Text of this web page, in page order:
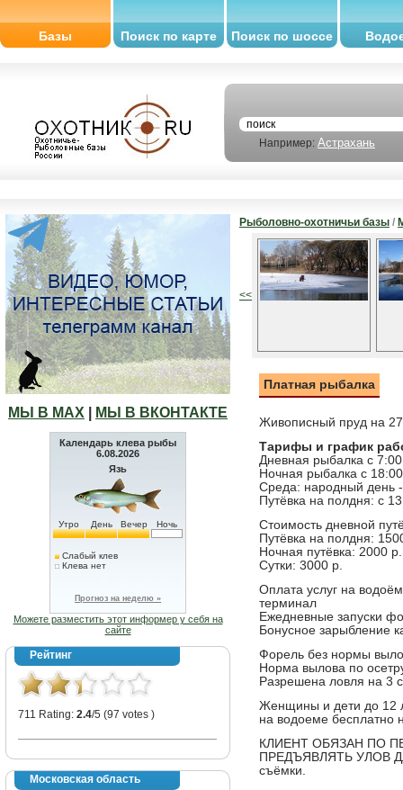
Базы Поиск по карте Поиск по шоссе
Например: Астрахань
МЫ В МАХ МЫ В ВКОНТАКТЕ
Календарь клева рыбы
6.08.2026
Язь
Утро День Вечер Ночь
Слабый клев
Клева нет
Прогноз на неделю »
Можете разместить этот информер у себя на
сайте
Рейтинг
711 Rating: 2.4/5 (97 votes )
Московская область
Рыболовно-охотничьи базы /
<<
Платная рыбалка
Живописный пруд на
Тарифы и график
Дневная рыбалка с
Ночная рыбалка с
Среда: народный день
Путёвка на полдня: с
Стоимость дневной
Путёвка на полдня:
Ночная путёвка: 2000 р.
Сутки: 3000 р.
Оплата услуг на
терминал
Ежедневные запуски
Бонусное зарыбление
Форель без нормы
Норма вылова по
Разрешена ловля на 3
Женщины и дети до 12
на водоеме бесплатно
КЛИЕНТ ОБЯЗАН ПО
ПРЕДЪЯВЛЯТЬ УЛОВ
съёмки.